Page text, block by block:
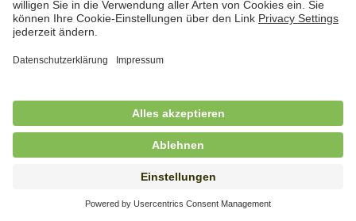
Hauswirtschaftskraft (m/w/d)
in Teilzeit (mind. 20 - max. 30 Std./.Wo.), SOS-
Hauswirtschaftskraft (m/w/d)
in unbefristeter Anstellung, Teilzeit (20 Std./Wo.), SOS-
Kinderdorf Dortmund, Hagen